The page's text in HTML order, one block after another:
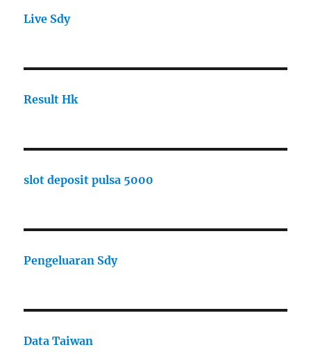
Live Sdy
Result Hk
slot deposit pulsa 5000
Pengeluaran Sdy
Data Taiwan